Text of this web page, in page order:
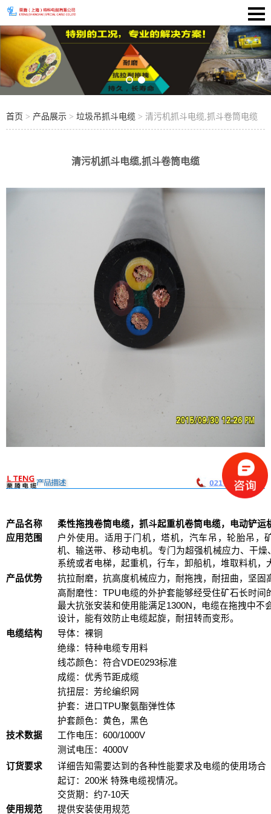
首页 > 产品展示 > 垃圾吊抓斗电缆 > 清污机抓斗电缆,抓斗卷筒电缆
清污机抓斗电缆,抓斗卷筒电缆
产品名称
柔性拖拽卷筒电缆，抓斗起重机卷筒电缆，电动铲运
应用范围
户外使用。适用于门机，塔机，汽车吊，轮胎吊，
机、输送带、移动电机。专门为超强机械应力、干
系统或者电梯，起重机，行车，卸船机，堆取料机
产品优势
抗拉耐磨，抗高度机械应力，耐拖拽，耐扭曲，坚固
高耐磨性：TPU电缆的外护套能够经受住矿石长时
最大抗张安装和使用能满足1300N，电缆在拖拽中
设计，能有效防止电缆起旋，耐扭转而变形。
电缆结构
导体：裸铜
绝缘：特种电缆专用料
线芯颜色：符合VDE0293标准
成缆：优秀节距成缆
抗扭层：芳纶编织网
护套：进口TPU聚氨酯弹性体
护套颜色：黄色，黑色
技术数据
工作电压：600/1000V
测试电压：4000V
订货要求
详细告知需要达到的各种性能要求及电缆的使用场合
起订：200米 特殊电缆视情况。
交货期：约7-10天
使用规范
提供安装使用规范